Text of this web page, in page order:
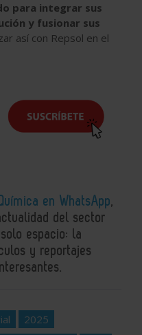
para integrar sus
y fusionar sus
así con Repsol en el
en WhatsApp,
del sector
espacio: la
y reportajes
2025